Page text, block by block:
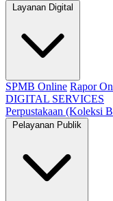
Layanan Digital
SPMB Online Rapor
DIGITAL SERVICES
Perpustakaan (Koleksi
Pelayanan Publik